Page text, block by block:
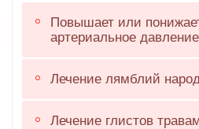
Повышает или
артериальное давление
Лечение лямблий
Лечение глистов